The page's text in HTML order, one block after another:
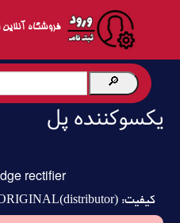
فروشگاه
یکسوکننده پل
rectifier
کیفیت: